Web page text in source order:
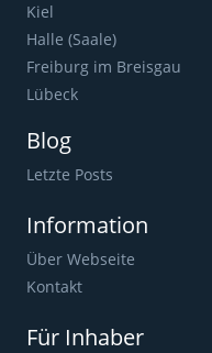
Kiel
Halle (Saale)
Freiburg im Breisgau
Lübeck
Blog
Letzte Posts
Information
Über Webseite
Kontakt
Für Inhaber